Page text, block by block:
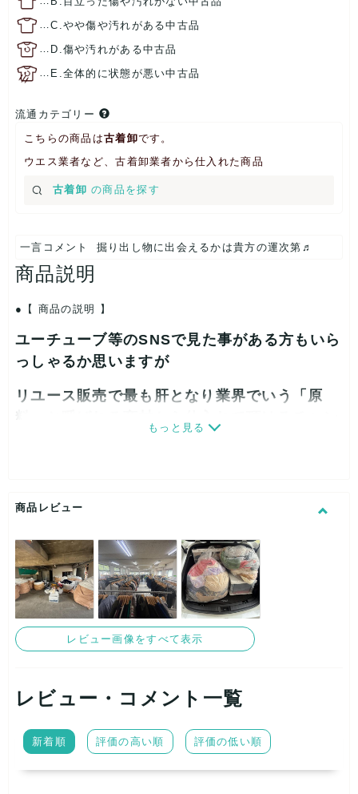
…C.やや傷や汚れがある中古品
… D.傷や汚れがある中古品
… E.全体的に状態が悪い中古品
流通カテゴリー
こちらの商品は古着卸です。
ウエス業者など、古着卸業者から仕入れた商品
古着卸 の商品を探す
一言コメント 掘り出し物に出会えるかは貴方の運次第♬
商品説明
【 商品の説明 】
ユーチューブ等のSNSで見た事がある方もいら
っしゃるか思いますが
リユース販売で最も肝となり業界でいう「原
弊社倉庫では
店頭販売
フリマ販売
メルカリ、ヤフオク等ECサイトで
の販売
副業スクール会員向けのアソート
セット販売
上記内容の事業者様に利用されています。
もっと見る
商品レビュー
レビュー画像をすべて表示
レビュー・コメント一覧
新着順 評価の高い順 評価の低い順